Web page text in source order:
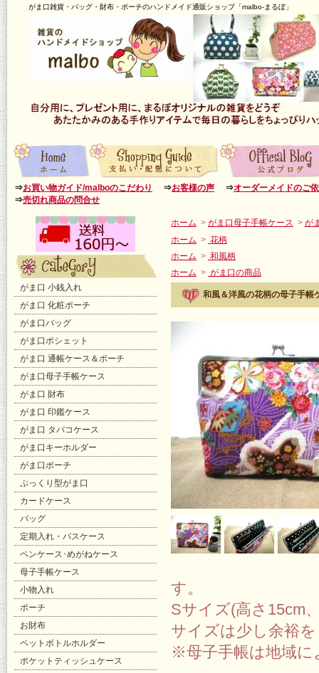
がま口雑貨・バッグ・財布・ポーチのハンドメイド通販ショップ「malbo-まるぼ」
⇒お買い物ガイド/malboのこだわり ⇒お客様の声 ⇒オーダーメイドのご
⇒売切れ商品の問合せ
がま口 小銭入れ
がま口 化粧ポーチ
がま口バッグ
がま口ポシェット
がま口 通帳ケース＆ポーチ
がま口母子手帳ケース
がま口 財布
がま口 印鑑ケース
がま口 タバコケース
がま口キーホルダー
がま口ポーチ
ぷっくり型がま口
カードケース
バッグ
定期入れ・パスケース
ペンケース･めがねケース
母子手帳ケース
小物入れ
ポーチ
お財布
ペットボトルホルダー
ポケットティッシュケース
ホーム > がま口母子手帳ケース > が
ホーム > 花柄
ホーム > 和風柄
ホーム > がま口の商品
和風＆洋風の花柄の母子手帳
す。
Sサイズ(高さ15cm
サイズは少し余裕
※母子手帳は地域